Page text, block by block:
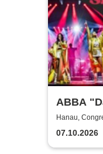
ABBA
Show
Hanau,
07.10.2026